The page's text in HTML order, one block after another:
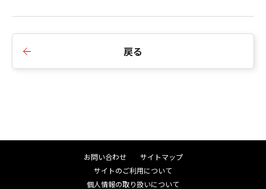
いると甲が判断した場合、乙への事前の通知な
購入した本製品とそのコピーとを自らの負担で
破棄するものとし、破棄の事実を甲に文書で通
によって変更することが出来ます。
本契約書の一部が法律に適合しなかった場合に
はその部分を本契約から除外します。ただし、
残りの条項の効力は何ら影響を受けないものと
戻る
お問い合わせ
サイトマップ
サイトのご利用について
個人情報の取り扱いについて